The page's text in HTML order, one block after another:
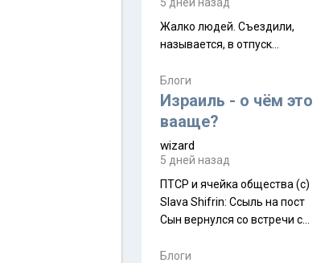
Жалко людей. Съездили,
называется, в отпуск...
Блоги
Израиль - о чём это
вааще?
wizard
5 дней назад
ПТСР и ячейка общества (с)
Slava Shifrin: Ссыль на пост
Сын вернулся со встречи с
уже, как демобилизовались,
Блоги